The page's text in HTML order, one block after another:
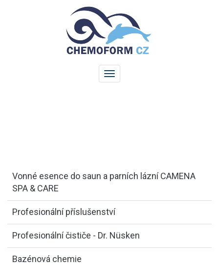
Vonné esence do saun a parních lázní CAMENA
SPA & CARE
Profesionální příslušenství
Profesionální čističe - Dr. Nüsken
Bazénová chemie